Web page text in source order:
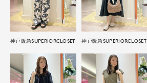
神戸阪急SUPERIORCLOSET 神戸阪急SUPERIORCLOSET